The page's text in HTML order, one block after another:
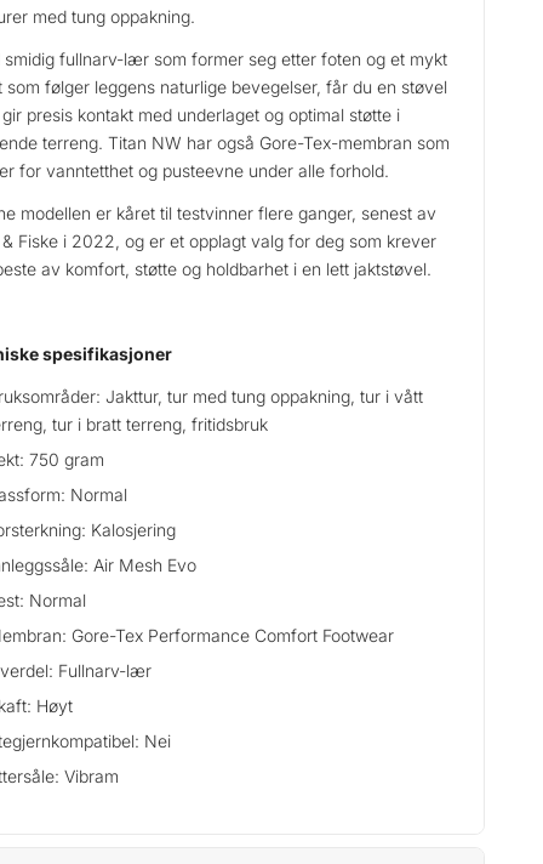
med tung oppakning.
smidig fullnarv-lær som former seg etter foten og et mykt
som følger leggens naturlige bevegelser, får du en støvel
presis kontakt med underlaget og optimal støtte i
terreng. Titan NW har også Gore-Tex-membran som
for vanntetthet og pusteevne under alle forhold.
modellen er kåret til testvinner flere ganger, senest av
Fiske i 2022, og er et opplagt valg for deg som krever
av komfort, støtte og holdbarhet i en lett jaktstøvel.
spesifikasjoner
Jakttur, tur med tung oppakning, tur i vått
tur i bratt terreng, fritidsbruk
750 gram
Normal
Kalosjering
Air Mesh Evo
Normal
Gore-Tex Performance Comfort Footwear
Fullnarv-lær
Høyt
Nei
Vibram